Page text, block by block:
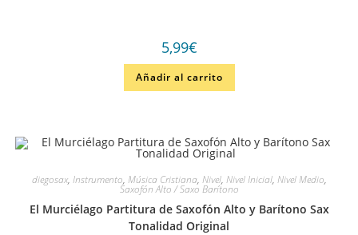
5,99€
Añadir al carrito
diegosax, Instrumento, Música Cristiana, Nivel, Nivel Inicial, Nivel Medio,
Saxofón Alto / Saxo Barítono
El Murciélago Partitura de Saxofón Alto y Barítono Sax
Tonalidad Original